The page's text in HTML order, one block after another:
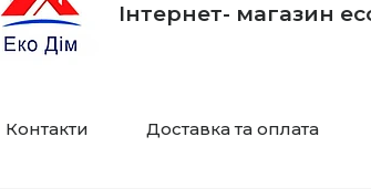
Інтернет- магазин
Контакти Доставка та оплата